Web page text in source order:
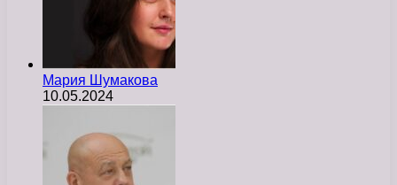
Мария Шумакова
10.05.2024